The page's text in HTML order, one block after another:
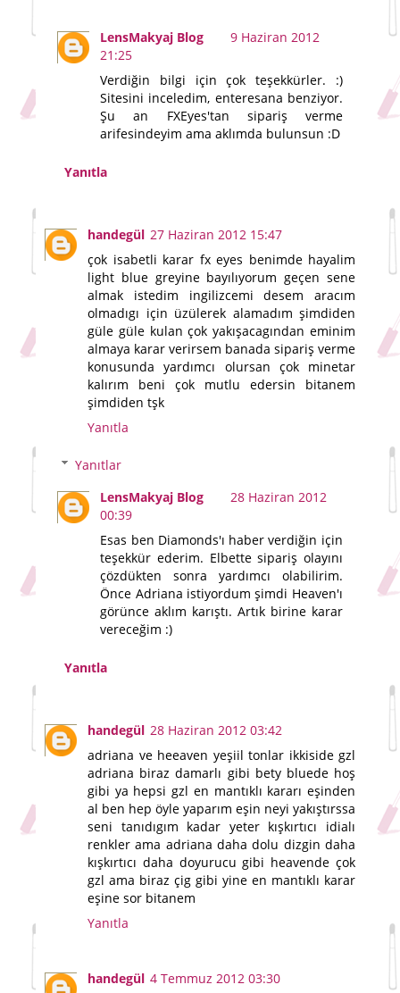
LensMakyaj Blog
9 Haziran 2012
21:25
Verdiğin bilgi için çok teşekkürler. :)
Sitesini inceledim, enteresana benziyor.
Şu an FXEyes'tan sipariş verme
arifesindeyim ama aklımda bulunsun :D
Yanıtla
handegül 27 Haziran 2012 15:47
çok isabetli karar fx eyes benimde hayalim
light blue greyine bayılıyorum geçen sene
almak istedim ingilizcemi desem aracım
olmadıgı için üzülerek alamadım şimdiden
güle güle kulan çok yakışacagından eminim
almaya karar verirsem banada sipariş verme
konusunda yardımcı olursan çok minetar
kalırım beni çok mutlu edersin bitanem
şimdiden tşk
Yanıtla
Yanıtlar
LensMakyaj Blog
28 Haziran 2012
00:39
Esas ben Diamonds'ı haber verdiğin için
teşekkür ederim. Elbette sipariş olayını
çözdükten sonra yardımcı olabilirim.
Önce Adriana istiyordum şimdi Heaven'ı
görünce aklım karıştı. Artık birine karar
vereceğim :)
Yanıtla
handegül 28 Haziran 2012 03:42
adriana ve heeaven yeşiil tonlar ikkiside gzl
adriana biraz damarlı gibi bety bluede hoş
gibi ya hepsi gzl en mantıklı kararı eşinden
al ben hep öyle yaparım eşin neyi yakıştırssa
seni tanıdıgım kadar yeter kışkırtıcı idialı
renkler ama adriana daha dolu dizgin daha
kışkırtıcı daha doyurucu gibi heavende çok
gzl ama biraz çig gibi yine en mantıklı karar
eşine sor bitanem
Yanıtla
handegül 4 Temmuz 2012 03:30